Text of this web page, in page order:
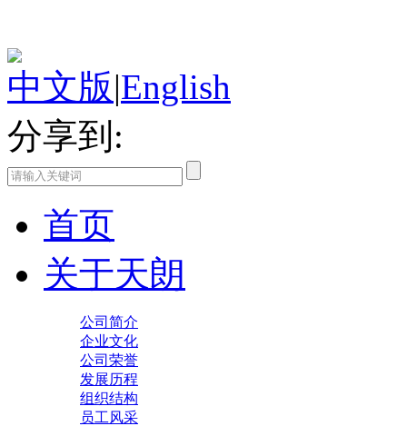
中文版|English
分享到:
首页
关于天朗
公司简介
企业文化
公司荣誉
发展历程
组织结构
员工风采